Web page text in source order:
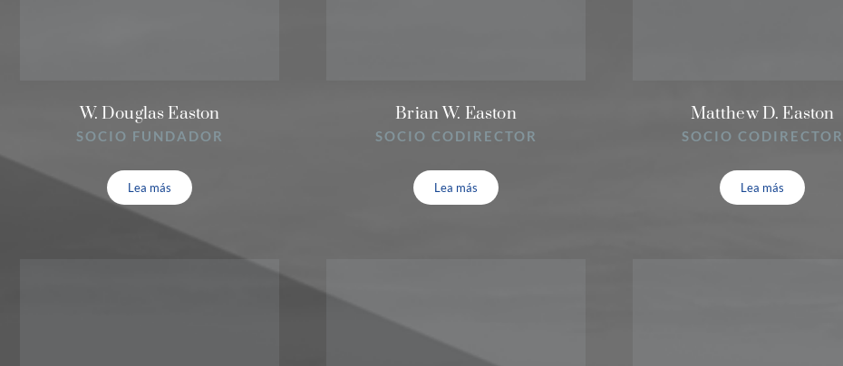
W. Douglas Easton
SOCIO FUNDADOR
Lea más
Brian W. Easton
SOCIO CODIRECTOR
Lea más
Matthew D. Easton
SOCIO CODIRECTOR
Lea más